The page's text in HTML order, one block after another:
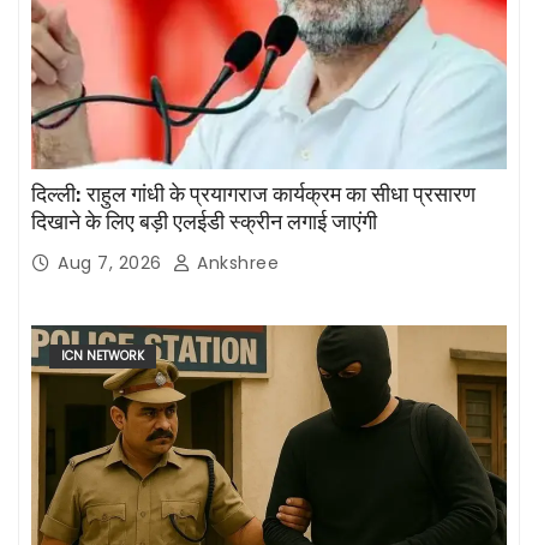
दिल्ली: राहुल गांधी के प्रयागराज कार्यक्रम का सीधा प्रसारण
दिखाने के लिए बड़ी एलईडी स्क्रीन लगाई जाएंगी
Aug 7, 2026 Ankshree
ICN NETWORK